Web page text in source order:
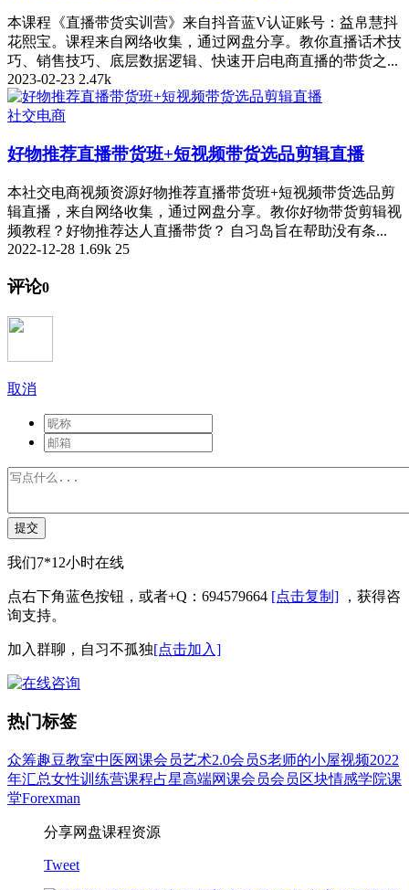
本课程《直播带货实训营》来自抖音蓝V认证账号：益帛慧抖
花熙宝。课程来自网络收集，通过网盘分享。教你直播话术技
巧、销售技巧、底层数据逻辑、快速开启电商直播的带货之...
2023-02-23 2.47k
社交电商
好物推荐直播带货班+短视频带货选品剪辑直播
本社交电商视频资源好物推荐直播带货班+短视频带货选品剪
辑直播，来自网络收集，通过网盘分享。教你好物带货剪辑视
频教程？好物推荐达人直播带货？ 自习岛旨在帮助没有条...
2022-12-28 1.69k 25
评论0
取消
提交
我们7*12小时在线
点右下角蓝色按钮，或者+Q：694579664 [点击复制] ，获得咨
询支持。
加入群聊，自习不孤独[点击加入]
热门标签
众筹趣豆教室中医网课会员艺术2.0会员S老师的小屋视频2022
年汇总女性训练营课程占星高端网课会员会员区块情感学院课
堂Forexman
分享网盘课程资源
Tweet